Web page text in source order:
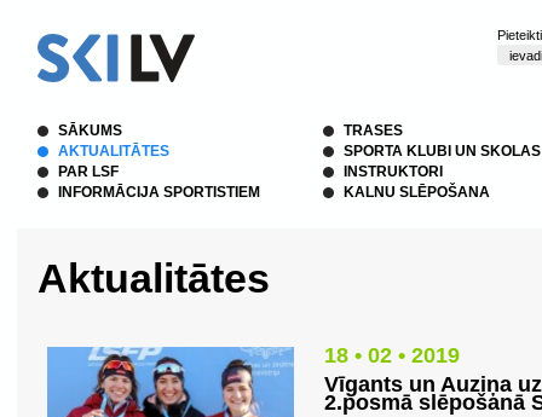
SĀKUMS
AKTUALITĀTES
PAR LSF
INFORMĀCIJA SPORTISTIEM
TRASES
SPORTA KLUBI UN SKOLAS
INSTRUKTORI
KALNU SLĒPOŠANA
Aktualitātes
18 • 02 • 2019
Vīgants un Auziņa
2.posmā slēpošanā